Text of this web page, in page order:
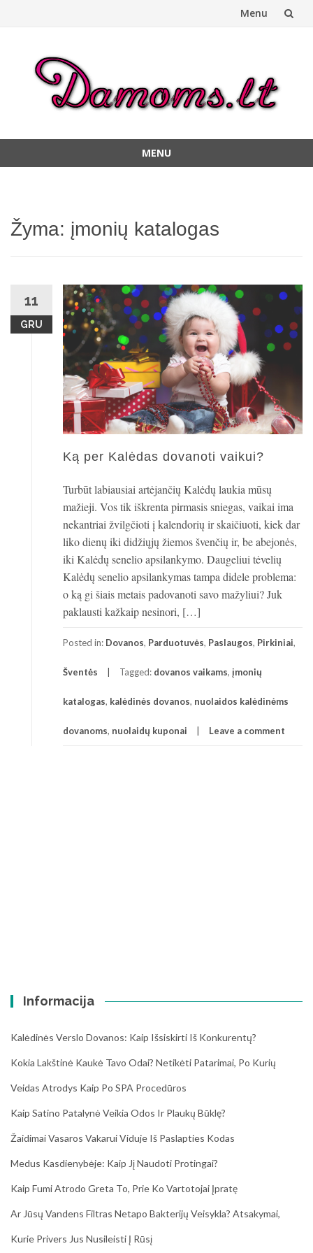
Menu
MENU
Žyma: įmonių katalogas
11
GRU
Ką per Kalėdas dovanoti vaikui?
Turbūt labiausiai artėjančių Kalėdų laukia mūsų
mažieji. Vos tik iškrenta pirmasis sniegas, vaikai ima
nekantriai žvilgčioti į kalendorių ir skaičiuoti, kiek dar
liko dienų iki didžiųjų žiemos švenčių ir, be abejonės,
iki Kalėdų senelio apsilankymo. Daugeliui tėvelių
Kalėdų senelio apsilankymas tampa didele problema:
o ką gi šiais metais padovanoti savo mažyliui? Juk
paklausti kažkaip nesinori, […]
Posted in: Dovanos, Parduotuvės, Paslaugos, Pirkiniai,
Šventės Tagged: dovanos vaikams, įmonių
katalogas, kalėdinės dovanos, nuolaidos kalėdinėms
dovanoms, nuolaidų kuponai Leave a comment
Informacija
Kalėdinės Verslo Dovanos: Kaip Išsiskirti Iš Konkurentų?
Kokia Lakštinė Kaukė Tavo Odai? Netikėti Patarimai, Po Kurių
Veidas Atrodys Kaip Po SPA Procedūros
Kaip Satino Patalynė Veikia Odos Ir Plaukų Būklę?
Žaidimai Vasaros Vakarui Viduje Iš Paslapties Kodas
Medus Kasdienybėje: Kaip Jį Naudoti Protingai?
Kaip Fumi Atrodo Greta To, Prie Ko Vartotojai Įpratę
Ar Jūsų Vandens Filtras Netapo Bakterijų Veisykla? Atsakymai,
Kurie Privers Jus Nusileisti Į Rūsį